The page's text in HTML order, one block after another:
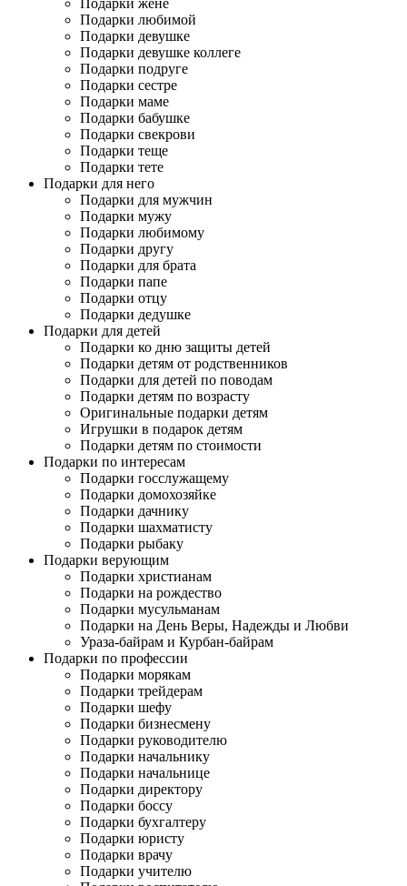
Подарки жене
Подарки любимой
Подарки девушке
Подарки девушке коллеге
Подарки подруге
Подарки сестре
Подарки маме
Подарки бабушке
Подарки свекрови
Подарки теще
Подарки тете
Подарки для него
Подарки для мужчин
Подарки мужу
Подарки любимому
Подарки другу
Подарки для брата
Подарки папе
Подарки отцу
Подарки дедушке
Подарки для детей
Подарки ко дню защиты детей
Подарки детям от родственников
Подарки для детей по поводам
Подарки детям по возрасту
Оригинальные подарки детям
Игрушки в подарок детям
Подарки детям по стоимости
Подарки по интересам
Подарки госслужащему
Подарки домохозяйке
Подарки дачнику
Подарки шахматисту
Подарки рыбаку
Подарки верующим
Подарки христианам
Подарки на рождество
Подарки мусульманам
Подарки на День Веры, Надежды и Любви
Ураза-байрам и Курбан-байрам
Подарки по профессии
Подарки морякам
Подарки трейдерам
Подарки шефу
Подарки бизнесмену
Подарки руководителю
Подарки начальнику
Подарки начальнице
Подарки директору
Подарки боссу
Подарки бухгалтеру
Подарки юристу
Подарки врачу
Подарки учителю